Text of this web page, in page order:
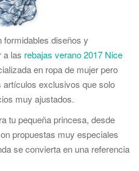
formidables diseños y
a las rebajas verano 2017 Nice
en ropa de mujer pero
exclusivos que solo
muy ajustados.
tu pequeña princesa, desde
propuestas muy especiales
se convierta en una referencia